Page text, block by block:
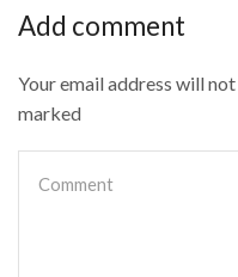
Add comment
Your email address will
marked